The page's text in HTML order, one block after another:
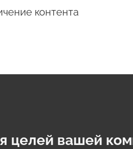
контента
целей вашей